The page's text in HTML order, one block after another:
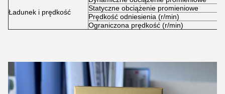
Ładunek i prędkość
Statyczne obciążenie promieniowe
Prędkość odniesienia (r/min)
Ograniczona prędkość (r/min)